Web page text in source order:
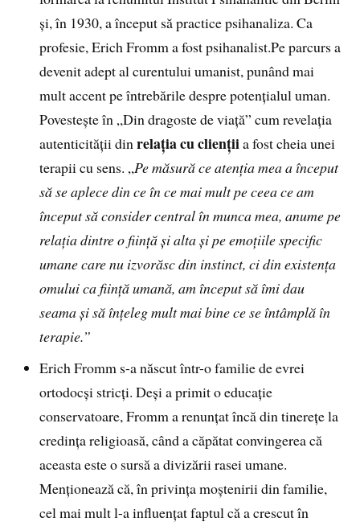
și, în 1930, a început să practice psihanaliza. Ca
profesie, Erich Fromm a fost psihanalist.Pe parcurs a
devenit adept al curentului umanist, punând mai
mult accent pe întrebările despre potențialul uman.
Povestește în „Din dragoste de viață” cum revelația
autenticității dinrelația cu cliențiia fost cheia unei
terapii cu sens. „Pe măsură ce atenția mea a început
să se aplece din ce în ce mai mult pe ceea ce am
început să consider central în munca mea, anume pe
relația dintre o ființă și alta și pe emoțiile specific
umane care nu izvorăsc din instinct, ci din existența
omului ca ființă umană, am început să îmi dau
seama și să înțeleg mult mai bine ce se întâmplă în
terapie.”
Erich Fromm s-a născut într-o familie de evrei
ortodocși stricți. Deși a primit o educație
conservatoare, Fromm a renunțat încă din tinerețe la
credința religioasă, când a căpătat convingerea că
aceasta este o sursă a divizării rasei umane.
Menționează că, în privința moștenirii din familie,
cel mai mult l-a influențat faptul că a crescut în